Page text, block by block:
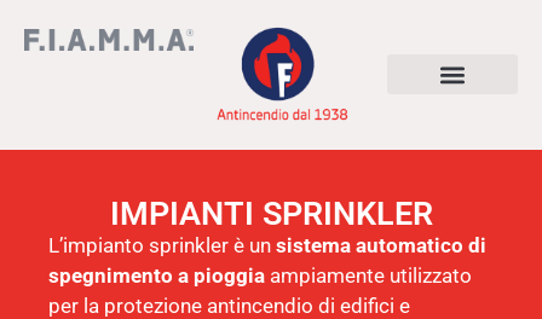
IMPIANTI SPRINKLER
L’impianto sprinkler è un sistema automatico di
spegnimento a pioggia ampiamente utilizzato
per la protezione antincendio di edifici e